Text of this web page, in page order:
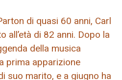
di quasi 60 anni, Carl
all’età di 82 anni. Dopo la
della musica
prima apparizione
suo marito, e a giugno ha